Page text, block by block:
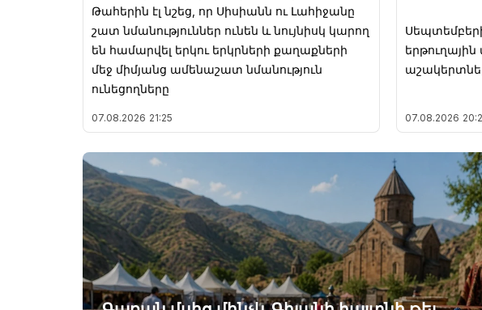
Թահերին էլ նշեց, որ Սիսիանն ու Լահիջանը
շատ նմանություններ ունեն և նույնիսկ կարող
են համարվել երկու երկրների քաղաքների
մեջ միմյանց ամենաշատ նմանություն
ունեցողները
07.08.2026 21:25 07.08.2026